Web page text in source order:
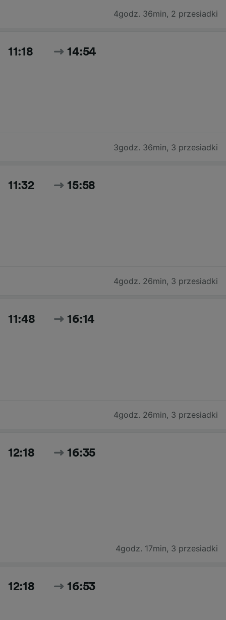
4godz. 36min, 2 przesiadki
11:18 14:54
3godz. 36min, 3 przesiadki
11:32 15:58
4godz. 26min, 3 przesiadki
11:48 16:14
4godz. 26min, 3 przesiadki
12:18 16:35
4godz. 17min, 3 przesiadki
12:18 16:53